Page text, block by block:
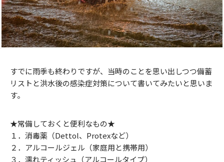
すでに雨季も終わりですが、当時のことを思い出しつつ備蓄
リストと洪水後の感染症対策について書いてみたいと思いま
す。
★常備しておくと便利なもの★
１．消毒薬（Dettol、Protexなど）
２．アルコールジェル（家庭用と携帯用）
３．濡れティッシュ（アルコールタイプ）